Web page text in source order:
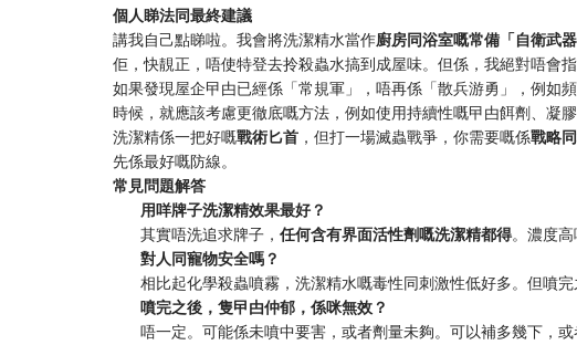
個人睇法同最終建議
講我自己點睇啦。我會將洗潔精水當作廚房同浴室嘅常備「自衛武器
佢，快靚正，唔使特登去拎殺蟲水搞到成屋味。但係，我絕對唔會
如果發現屋企曱甴已經係「常規軍」，唔再係「散兵游勇」，例如
時候，就應該考慮更徹底嘅方法，例如使用持續性嘅曱甴餌劑、凝
洗潔精係一把好嘅戰術匕首 ，但打一場滅蟲戰爭，你需要嘅係戰略
先係最好嘅防線。
常見問題解答
用咩牌子洗潔精效果最好？
其實唔洗追求牌子， 任何含有界面活性劑嘅洗潔精都得。濃度
對人同寵物安全嗎？
相比起化學殺蟲噴霧，洗潔精水嘅毒性同刺激性低好多。但噴
噴完之後，隻曱甴仲郁，係咪無效？
唔一定。可能係未噴中要害，或者劑量未夠。可以補多幾下，